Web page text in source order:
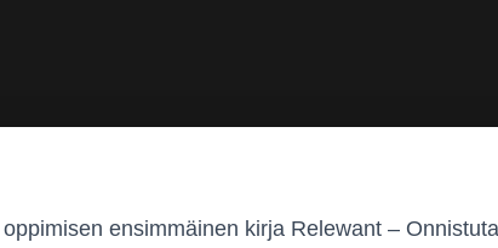
ensimmäinen kirja Relewant –